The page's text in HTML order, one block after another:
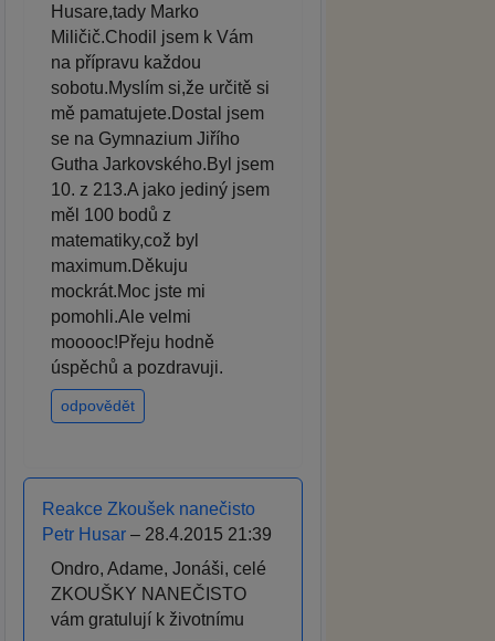
Husare,tady Marko
Miličič.Chodil jsem k Vám
na přípravu každou
sobotu.Myslím si,že určitě si
mě pamatujete.Dostal jsem
se na Gymnazium Jiřího
Gutha Jarkovského.Byl jsem
10. z 213.A jako jediný jsem
měl 100 bodů z
matematiky,což byl
maximum.Děkuju
mockrát.Moc jste mi
pomohli.Ale velmi
mooooc!Přeju hodně
úspěchů a pozdravuji.
odpovědět
Reakce Zkoušek nanečisto
Petr Husar – 28.4.2015 21:39
Ondro, Adame, Jonáši, celé
ZKOUŠKY NANEČISTO
vám gratulují k životnímu